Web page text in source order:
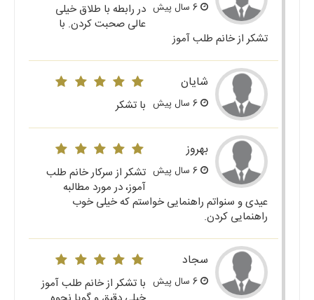
در رابطه با طلاق خیلی
عالی صحبت کردن. با
تشکر از خانم طلب آموز
شایان
با تشکر
بهروز
تشکر از سرکار خانم طلب
آموز، در مورد مطالبه
عیدی و سنواتم راهنمایی خواستم که خیلی خوب
راهنمایی کردن.
سجاد
با تشکر از خانم طلب آموز